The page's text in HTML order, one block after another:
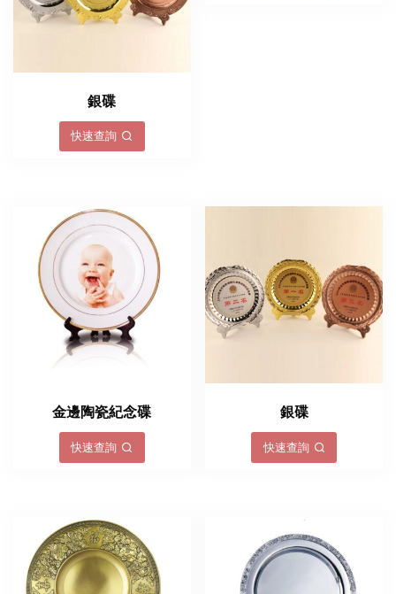
銀碟
快速查詢
金邊陶瓷紀念碟
快速查詢
銀碟
快速查詢